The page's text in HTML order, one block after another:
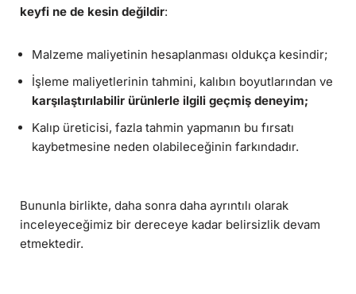
keyfi ne de kesin değildir:
Malzeme maliyetinin hesaplanması oldukça kesindir;
İşleme maliyetlerinin tahmini, kalıbın boyutlarından ve
karşılaştırılabilir ürünlerle ilgili geçmiş deneyim;
Kalıp üreticisi, fazla tahmin yapmanın bu fırsatı
kaybetmesine neden olabileceğinin farkındadır.
Bununla birlikte, daha sonra daha ayrıntılı olarak
inceleyeceğimiz bir dereceye kadar belirsizlik devam
etmektedir.